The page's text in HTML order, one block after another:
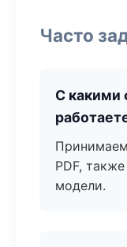
Часто
С
Принимаем
PDF,
модели.